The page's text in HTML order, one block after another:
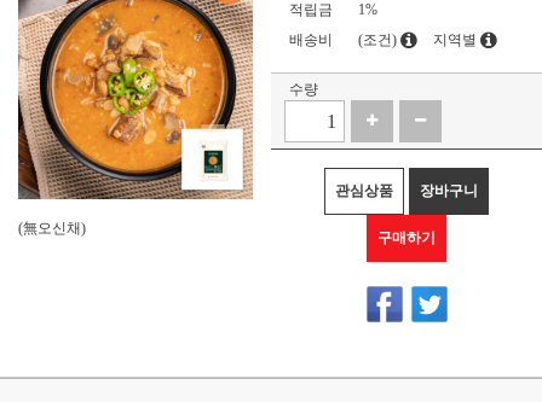
(無오신채)
적립금
1%
배송비
(조건) 지역별
수량
관심상품 장바구니
구매하기